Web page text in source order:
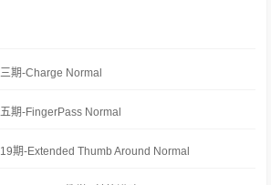
期-Charge Normal
期-FingerPass Normal
期-Extended Thumb Around Normal